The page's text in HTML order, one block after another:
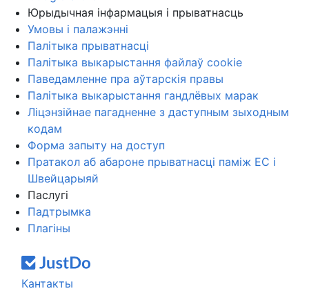
Юрыдычная інфармацыя і прыватнасць
Умовы і палажэнні
Палітыка прыватнасці
Палітыка выкарыстання файлаў cookie
Паведамленне пра аўтарскія правы
Палітыка выкарыстання гандлёвых марак
Ліцэнзійнае пагадненне з даступным зыходным
кодам
Форма запыту на доступ
Пратакол аб абароне прыватнасці паміж ЕС і
Швейцарыяй
Паслугі
Падтрымка
Плагіны
Кантакты